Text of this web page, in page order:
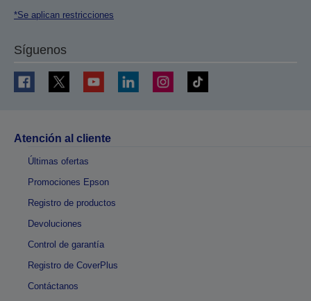
*Se aplican restricciones
Síguenos
Atención al cliente
Últimas ofertas
Promociones Epson
Registro de productos
Devoluciones
Control de garantía
Registro de CoverPlus
Contáctanos